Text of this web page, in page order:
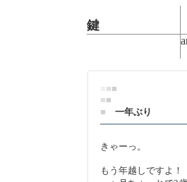
鍵
■■
■■
■
一年ぶり
きゃーっ。
もう年越しですよ！